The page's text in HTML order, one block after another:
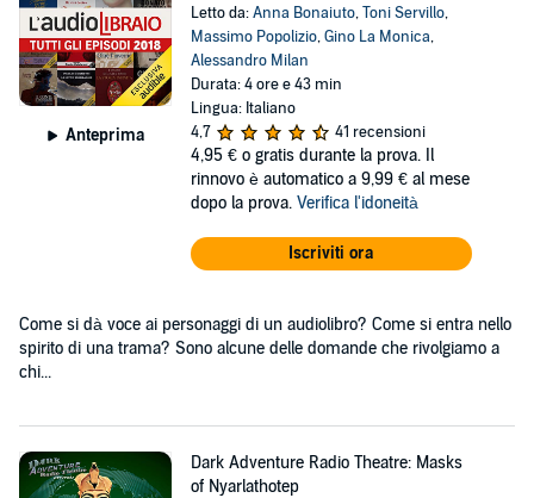
Anteprima
Letto da:Anna Bonaiuto,Toni Servillo,
Massimo Popolizio,Gino La Monica,
Alessandro Milan
Durata: 4 ore e 43 min
Lingua: Italiano
4,7
41 recensioni
4,95 € o gratis durante la prova. Il
rinnovo è automatico a 9,99 € al mese
dopo la prova. Verifica l'idoneità
Iscriviti ora
Come si dà voce ai personaggi di un audiolibro? Come si entra nello
spirito di una trama? Sono alcune delle domande che rivolgiamo a
chi...
Dark Adventure Radio Theatre: Masks
of Nyarlathotep